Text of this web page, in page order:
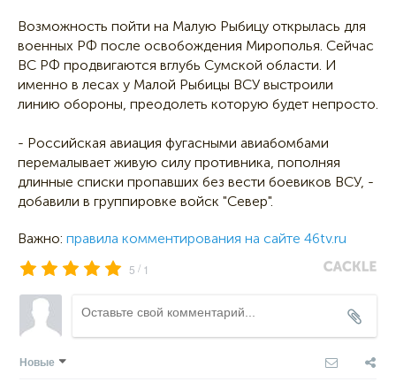
Возможность пойти на Малую Рыбицу открылась для
военных РФ после освобождения Мирополья. Сейчас
ВС РФ продвигаются вглубь Сумской области. И
именно в лесах у Малой Рыбицы ВСУ выстроили
линию обороны, преодолеть которую будет непросто.
- Российская авиация фугасными авиабомбами
перемалывает живую силу противника, пополняя
длинные списки пропавших без вести боевиков ВСУ, -
добавили в группировке войск "Север".
Важно: правила комментирования на сайте 46tv.ru
5 / 1
Новые